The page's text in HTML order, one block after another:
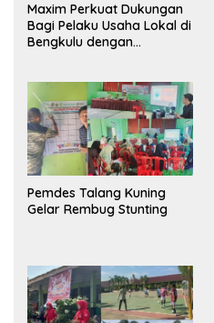
Maxim Perkuat Dukungan
Bagi Pelaku Usaha Lokal di
Bengkulu dengan
Pasar
Pemdes Talang Kuning
Gelar Rembug Stunting